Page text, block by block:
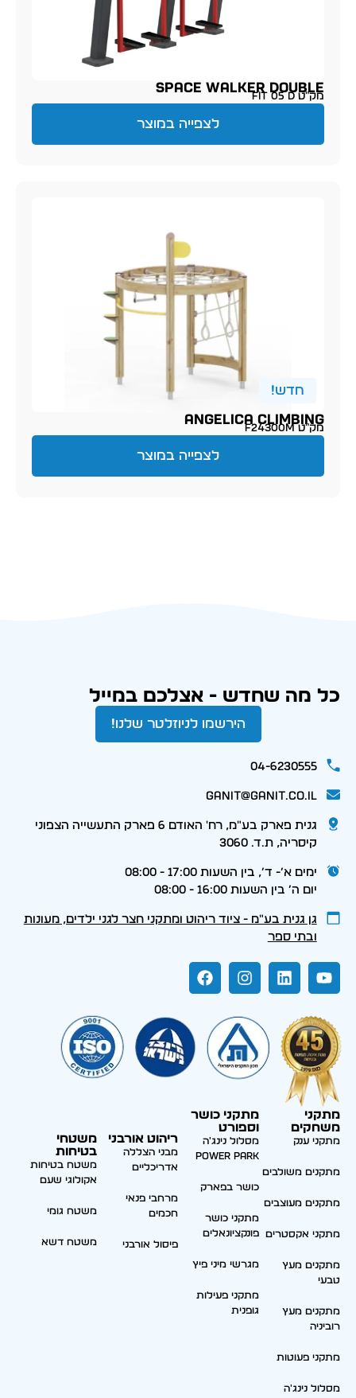
SPACE WALKER DOUBLE
מק״ט FIT 05 D
לצפייה במוצר
חדש!
ANGELICA CLIMBING
מק״ט F24300M
לצפייה במוצר
כל מה שחדש - אצלכם במייל
הירשמו לניוזלטר שלנו!
04-6230555
ganit@ganit.co.il
גנית פארק בע"מ, רח' האודם 6 פארק התעשייה הצפוני
קיסריה, ת.ד. 3060
ימים א׳- ד׳, בין השעות 17:00 - 08:00
יום ה׳ בין השעות 16:00 - 08:00
גן גנית בע״מ - ציוד ריהוט ומתקני חצר לגני ילדים, מעונות
ובתי ספר
מתקני
משחקים
מתקני ענק
מתקנים משולבים
מתקנים מעוצבים
מתקני אקסטרים
מתקנים מעץ
טבעי
מתקנים מעץ
רוביניה
מתקני פעוטות
מסלול נינג'ה
מתקני כושר
וספורט
מסלול נינג'ה
Power park
כושר בפארק
מתקני כושר
פונקציונאלים
מגרשי מיני פיץ
מתקני פעילות
גופנית
ריהוט אורבני
מבני הצללה
אדריכליים
מרחבי פנאי
חכמים
פיסול אורבני
משטחי
בטיחות
משטח בטיחות
אקולוגי שעם
משטח גומי
משטח דשא